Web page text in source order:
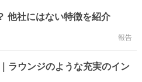
他社にはない特徴を紹介
報告
ラウンジのような充実のイン